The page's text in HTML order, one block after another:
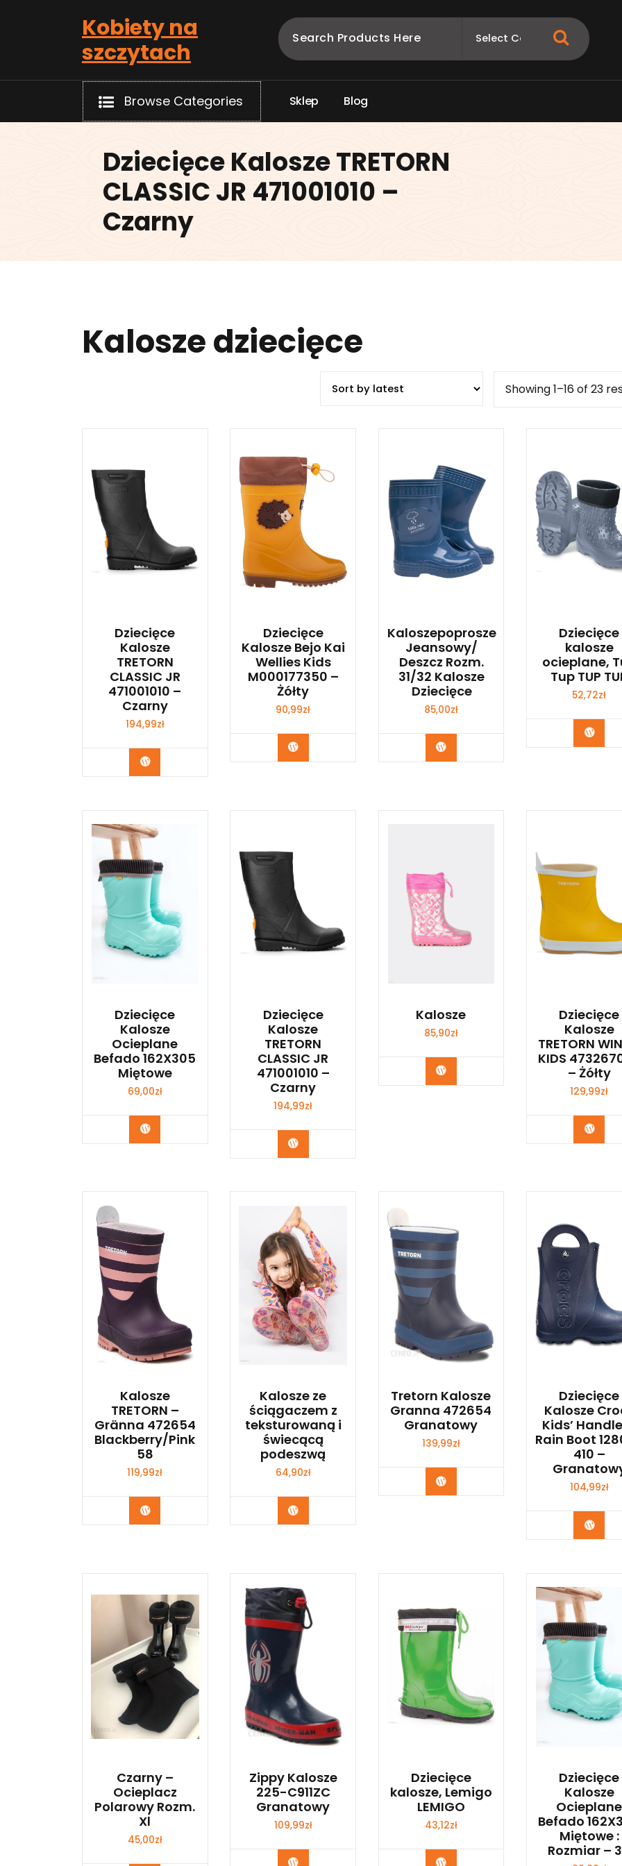
Kobiety na
szczytach
Browse Categories Sklep Blog
Dziecięce Kalosze TRETORN
CLASSIC JR 471001010 –
Czarny
Kalosze dziecięce
Showing 1–16 of 23
Dziecięce
Kalosze
TRETORN
CLASSIC JR
471001010 –
Czarny
194,99zł
Kup Teraz
Dziecięce
Kalosze Bejo Kai
Wellies Kids
M000177350 –
Żółty
90,99zł
Kup Teraz
Kaloszepoprosze
Jeansowy/
Deszcz Rozm.
31/32 Kalosze
Dziecięce
85,00zł
Kup Teraz
Dziecięce
kalosze
ocieplane,
Tup TUP
52,72zł
Kup
Dziecięce
Kalosze
Ocieplane
Befado 162X305
Miętowe
69,00zł
Kup Teraz
Dziecięce
Kalosze
TRETORN
CLASSIC JR
471001010 –
Czarny
194,99zł
Kup Teraz
Kalosze
85,90zł
Kup Teraz
Dziecięce
Kalosze
TRETORN
KIDS
– Żółty
129,99zł
Kup
Kalosze
TRETORN –
Gränna 472654
Blackberry/Pink
58
119,99zł
Kup Teraz
Kalosze ze
ściągaczem z
teksturowaną i
świecącą
podeszwą
64,90zł
Kup Teraz
Tretorn Kalosze
Granna 472654
Granatowy
139,99zł
Kup Teraz
Dziecięce
Kalosze
Kids’
Rain Boot
410 –
104,99zł
Kup
Czarny –
Ocieplacz
Polarowy Rozm.
Xl
45,00zł
Zippy Kalosze
225-C911ZC
Granatowy
109,99zł
Kup Teraz
Dziecięce
kalosze, Lemigo
LEMIGO
43,12zł
Kup Teraz
Dziecięce
Kalosze
Ocieplane
Befado
Miętowe :
Rozmiar –